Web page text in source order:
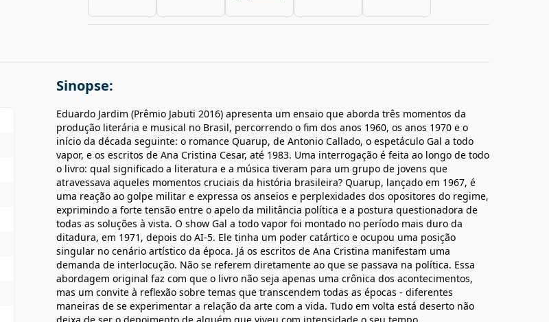
Sinopse:
Eduardo Jardim (Prêmio Jabuti 2016) apresenta um ensaio que aborda três momentos da
produção literária e musical no Brasil, percorrendo o fim dos anos 1960, os anos 1970 e o
início da década seguinte: o romance Quarup, de Antonio Callado, o espetáculo Gal a todo
vapor, e os escritos de Ana Cristina Cesar, até 1983. Uma interrogação é feita ao longo de todo
o livro: qual significado a literatura e a música tiveram para um grupo de jovens que
atravessava aqueles momentos cruciais da história brasileira? Quarup, lançado em 1967, é
uma reação ao golpe militar e expressa os anseios e perplexidades dos opositores do regime,
exprimindo a forte tensão entre o apelo da militância política e a postura questionadora de
todas as soluções à vista. O show Gal a todo vapor foi montado no período mais duro da
ditadura, em 1971, depois do AI-5. Ele tinha um poder catártico e ocupou uma posição
singular no cenário artístico da época. Já os escritos de Ana Cristina manifestam uma
demanda de interlocução. Não se referem diretamente ao que se passava na política. Essa
abordagem original faz com que o livro não seja apenas uma crônica dos acontecimentos,
mas um convite à reflexão sobre temas que transcendem todas as épocas - diferentes
maneiras de se experimentar a relação da arte com a vida. Tudo em volta está deserto não